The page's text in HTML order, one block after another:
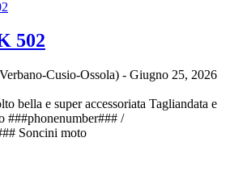
502
Cusio-Ossola) - Giugno 25, 2026
bella e super accessoriata Tagliandata e
###phonenumber### /
Soncini moto